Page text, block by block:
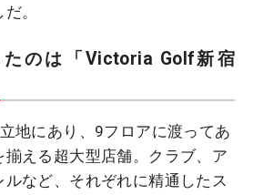
。
のは「Victoria Golf新宿
地にあり、9フロアに渡ってあ
揃える超大型店舗。クラブ、ア
ルなど、それぞれに精通したス